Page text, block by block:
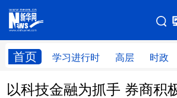
首页 学习进行时 高层 时政
网站地图
学习进行时 高层 时政
以科技金融为抓手 券商积